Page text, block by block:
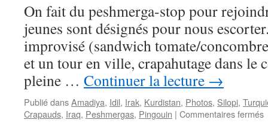
On fait du peshmerga-stop pour
jeunes sont désignés pour nous
improvisé (sandwich tomate/
et un tour en ville, crapahutage dans le
pleine … Continuer la lecture →
Publié dansAmadiya, Idil, Irak, Kurdistan, Photos, Silopi,
Crapauds, Iraq, Peshmergas, Pingouin | Commentaires fermés